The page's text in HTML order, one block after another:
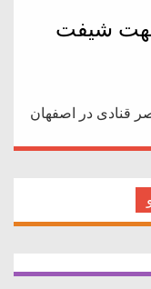
جهت شیفت
قنادی در اصفهان